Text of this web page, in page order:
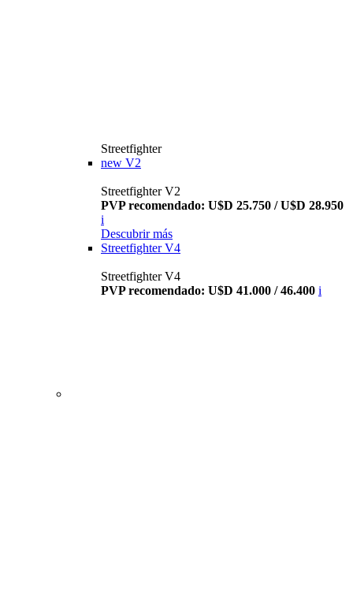
Streetfighter
new V2
Streetfighter V2
PVP recomendado: U$D 25.750 / U$D 28.950
i
Descubrir más
Streetfighter V4
Streetfighter V4
PVP recomendado: U$D 41.000 / 46.400 i